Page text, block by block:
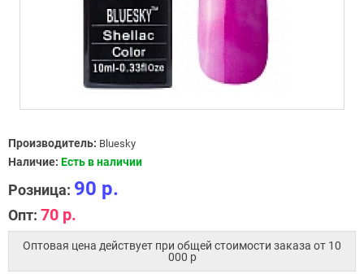
Производитель: Bluesky
Наличие: Есть в наличии
Розница: 90 р.
Опт: 70 р.
Оптовая цена действует при общей стоимости заказа от 10
000 p